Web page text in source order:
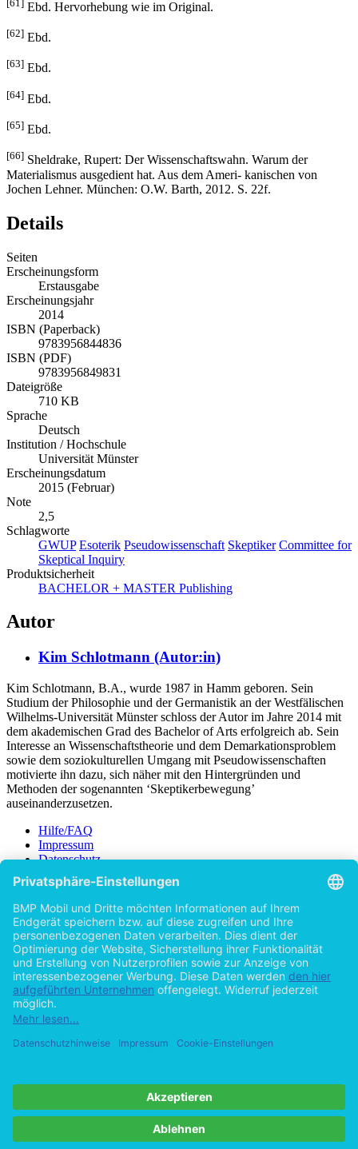
[61] Ebd. Hervorhebung wie im Original.
[62] Ebd.
[63] Ebd.
[64] Ebd.
[65] Ebd.
[66] Sheldrake, Rupert: Der Wissenschaftswahn. Warum der
Materialismus ausgedient hat. Aus dem Ameri- kanischen von
Jochen Lehner. München: O.W. Barth, 2012. S. 22f.
Details
Seiten
Erscheinungsform
Erstausgabe
Erscheinungsjahr
2014
ISBN (Paperback)
9783956844836
ISBN (PDF)
9783956849831
Dateigröße
710 KB
Sprache
Deutsch
Institution / Hochschule
Universität Münster
Erscheinungsdatum
2015 (Februar)
Note
2,5
Schlagworte
GWUP Esoterik Pseudowissenschaft Skeptiker Committee for
Skeptical Inquiry
Produktsicherheit
BACHELOR + MASTER Publishing
Autor
Kim Schlotmann (Autor:in)
Kim Schlotmann, B.A., wurde 1987 in Hamm geboren. Sein
Studium der Philosophie und der Germanistik an der Westfälischen
Wilhelms-Universität Münster schloss der Autor im Jahre 2014 mit
dem akademischen Grad des Bachelor of Arts erfolgreich ab. Sein
Interesse an Wissenschaftstheorie und dem Demarkationsproblem
sowie dem soziokulturellen Umgang mit Pseudowissenschaften
motivierte ihn dazu, sich näher mit den Hintergründen und
Methoden der sogenannten ‘Skeptikerbewegung’
auseinanderzusetzen.
Hilfe/FAQ
Impressum
Datenschutz
AGB
Vertrag widerrufen
Zur Desktop-Version
Copyright ©Imprint in der Bedey & Thoms Media GmbH
byOpen Publishing
Zurück
48 Seiten